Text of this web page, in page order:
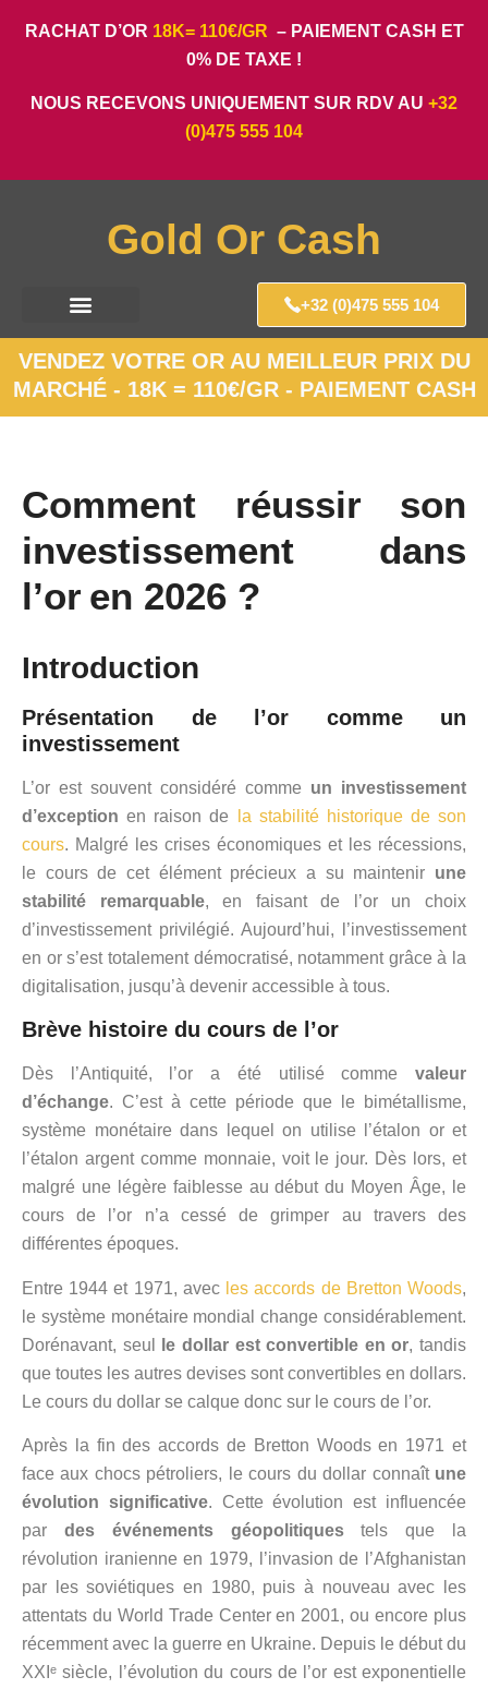
RACHAT D’OR 18K= 110€/GR – PAIEMENT CASH ET
0% DE TAXE !
NOUS RECEVONS UNIQUEMENT SUR RDV AU +32
(0)475 555 104
Gold Or Cash
+32 (0)475 555 104
VENDEZ VOTRE OR AU MEILLEUR PRIX DU
MARCHÉ - 18K = 110€/GR - PAIEMENT CASH
Comment réussir son
investissement dans
l’or en 2026 ?
Introduction
Présentation de l’or comme un
investissement
L’or est souvent considéré comme un investissement
d’exception en raison de
la stabilité historique de son
cours. Malgré les crises économiques et les récessions,
le cours de cet élément précieux a su maintenir une
stabilité remarquable, en faisant de l’or un choix
d’investissement privilégié. Aujourd’hui, l’investissement
en or s’est totalement démocratisé, notamment grâce à la
digitalisation, jusqu’à devenir accessible à tous.
Brève histoire du cours de l’or
Dès l’Antiquité, l’or a été utilisé comme valeur
d’échange. C’est à cette période que le bimétallisme,
système monétaire dans lequel on utilise l’étalon or et
l’étalon argent comme monnaie, voit le jour. Dès lors, et
malgré une légère faiblesse au début du Moyen Âge, le
cours de l’or n’a cessé de grimper au travers des
différentes époques.
Entre 1944 et 1971, avec les accords de Bretton Woods,
le système monétaire mondial change considérablement.
Dorénavant, seul
le dollar est convertible en or, tandis
que toutes les autres devises sont convertibles en dollars.
Le cours du dollar se calque donc sur le cours de l’or.
Après la fin des accords de Bretton Woods en 1971 et
face aux chocs pétroliers, le cours du dollar connaît une
évolution significative. Cette évolution est influencée
par des événements géopolitiquestels que la
révolution iranienne en 1979, l’invasion de l’Afghanistan
par les soviétiques en 1980, puis à nouveau avec les
attentats du World Trade Center en 2001, ou encore plus
récemment avec la guerre en Ukraine. Depuis le début du
XXIᵉ siècle, l’évolution du cours de l’or est exponentielle